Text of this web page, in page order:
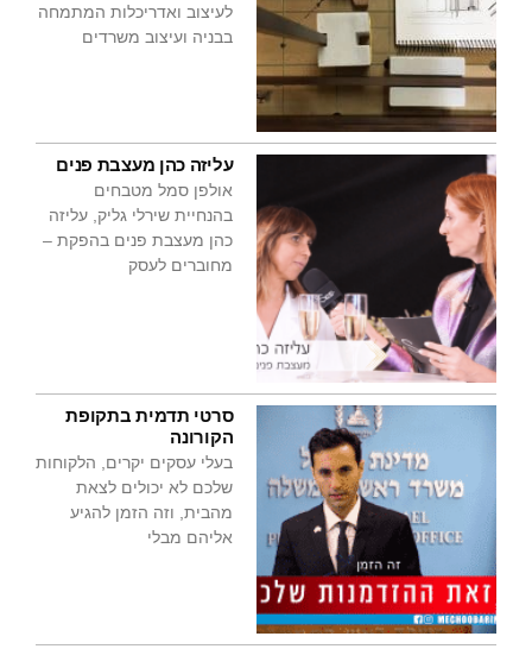
לעיצוב ואדריכלות המתמחה
בבניה ועיצוב משרדים
עליזה כהן מעצבת פנים
אולפן סמל מטבחים
בהנחיית שירלי גליק, עליזה
כהן מעצבת פנים בהפקת –
מחוברים לעסק
סרטי תדמית בתקופת
הקורונה
בעלי עסקים יקרים, הלקוחות
שלכם לא יכולים לצאת
מהבית, וזה הזמן להגיע
אליהם מבלי